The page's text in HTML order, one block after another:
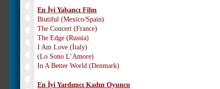
En İyi Yabancı Film
Biutiful (Mexico/Spain)
The Concert (France)
The Edge (Russia)
I Am Love (İtaly)
(Lo Sono L’Amore)
In A Better World (Denmark)
En İyi Yardımcı Kadın Oyuncu